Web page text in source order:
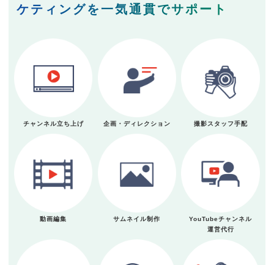
ケティングを一気通貫でサポート
チャンネル立ち上げ 企画・ディレクション 撮影スタッフ手配
動画編集 サムネイル制作
YouTubeチャンネル
運営代行